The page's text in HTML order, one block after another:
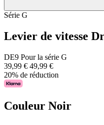
Série G
Levier de vitesse
DE9 Pour la série G
39,99 € 49,99 €
20% de réduction
Couleur Noir